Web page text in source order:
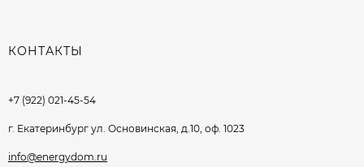
КОНТАКТЫ
+7 (922) 021-45-54
г. Екатеринбург ул. Основинская, д.10, оф. 1023
info@energydom.ru